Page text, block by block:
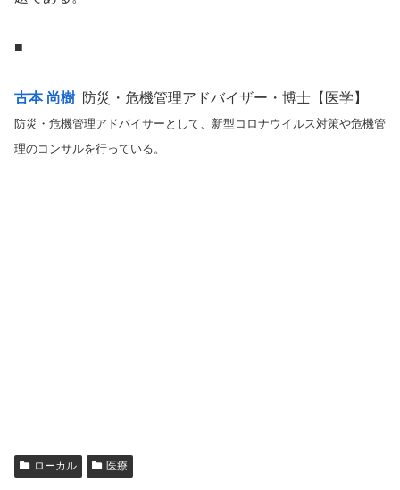
■
古本 尚樹 防災・危機管理アドバイザー・博士【医学】
防災・危機管理アドバイサーとして、新型コロナウイルス対策や危機管
理のコンサルを行っている。
ローカル 医療